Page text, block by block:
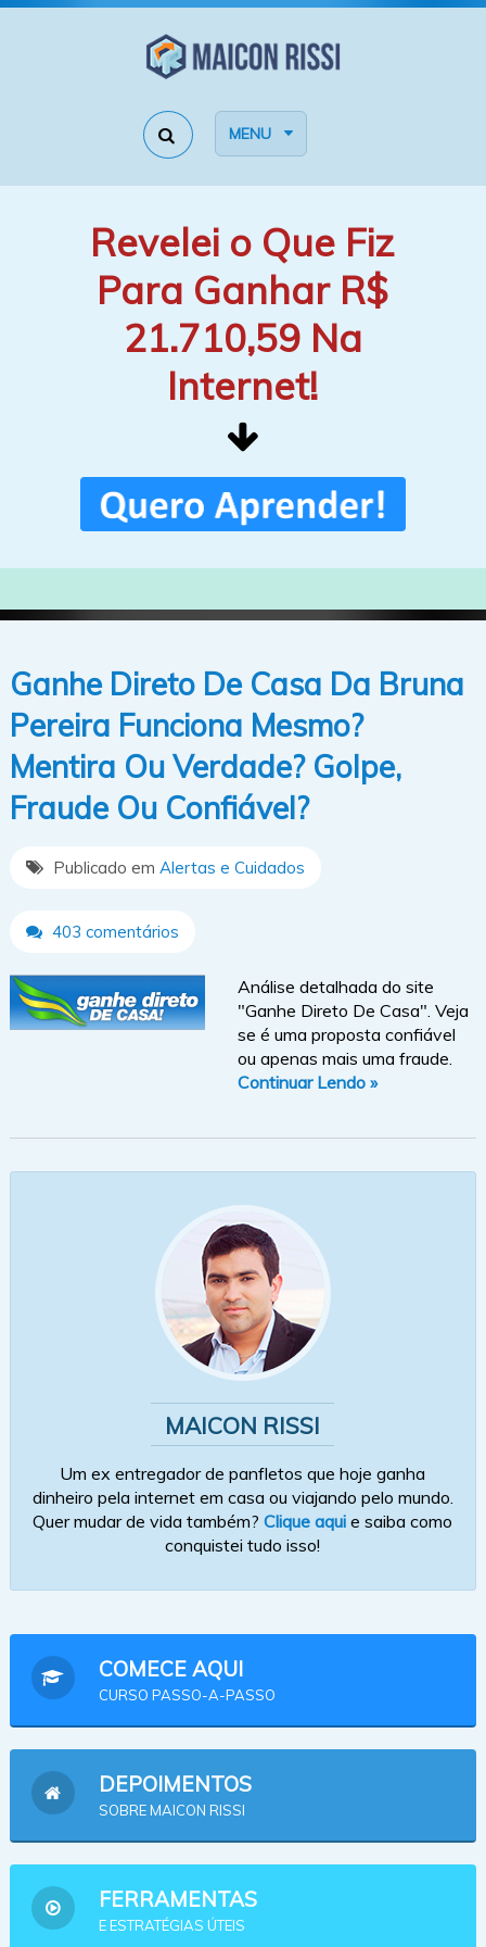
MENU
Revelei o Que Fiz
Para Ganhar R$
21.710,59 Na
Internet!
Ganhe Direto De Casa Da Bruna
Pereira Funciona Mesmo?
Mentira Ou Verdade? Golpe,
Fraude Ou Confiável?
Publicado em Alertas e Cuidados
403 comentários
Análise detalhada do site
"Ganhe Direto De Casa". Veja
se é uma proposta confiável
ou apenas mais uma fraude.
Continuar Lendo »
MAICON RISSI
Um ex entregador de panfletos que hoje ganha
dinheiro pela internet em casa ou viajando pelo mundo.
Quer mudar de vida também?Clique aqui e saiba como
conquistei tudo isso!
COMECE AQUI
CURSO PASSO-A-PASSO
DEPOIMENTOS
SOBRE MAICON RISSI
FERRAMENTAS
E ESTRATÉGIAS ÚTEIS